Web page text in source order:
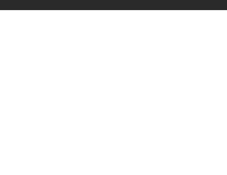
このコンテンツは掲載が終了しました | LINE占い